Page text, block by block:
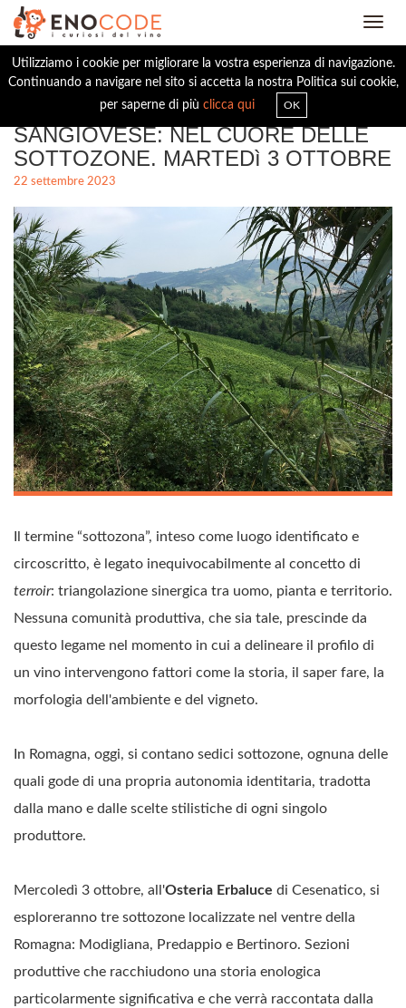
Utilizziamo i cookie per migliorare la vostra esperienza di navigazione.
Continuando a navigare nel sito si accetta la nostra Politica sui cookie,
per saperne di più clicca qui OK
OSTERIA ERBALUCE, ROMAGNA
SANGIOVESE: NEL CUORE DELLE
SOTTOZONE. MARTEDì 3 OTTOBRE
22 settembre 2023
Il termine “sottozona”, inteso come luogo identificato e
circoscritto, è legato inequivocabilmente al concetto di
terroir: triangolazione sinergica tra uomo, pianta e territorio.
Nessuna comunità produttiva, che sia tale, prescinde da
questo legame nel momento in cui a delineare il profilo di
un vino intervengono fattori come la storia, il saper fare, la
morfologia dell'ambiente e del vigneto.
In Romagna, oggi, si contano sedici sottozone, ognuna delle
quali gode di una propria autonomia identitaria, tradotta
dalla mano e dalle scelte stilistiche di ogni singolo
produttore.
Mercoledì 3 ottobre, all'Osteria Erbaluce di Cesenatico, si
esploreranno tre sottozone localizzate nel ventre della
Romagna: Modigliana, Predappio e Bertinoro. Sezioni
produttive che racchiudono una storia enologica
particolarmente significativa e che verrà raccontata dalla